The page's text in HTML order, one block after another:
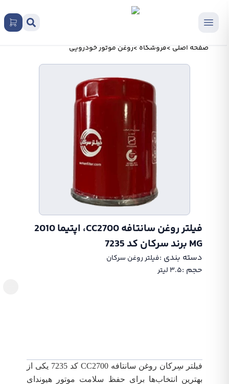
صفحه اصلی>فروشگاه>روغن موتور خودرویی
فيلتر روغن سانتافه CC2700، اپتیما 2010
MG برند سرکان کد 7235
دسته بندی :‌ فیلتر روغن سرکان
حجم :‌ ۳.۵ لیتر
فیلتر سِرکان روغن سانتافه CC2700 کد 7235 یکی از
بهترین انتخاب‌ها برای حفظ سلامت موتور هیوندای